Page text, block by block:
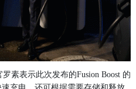
素表示此次发布的Fusion Boost 的